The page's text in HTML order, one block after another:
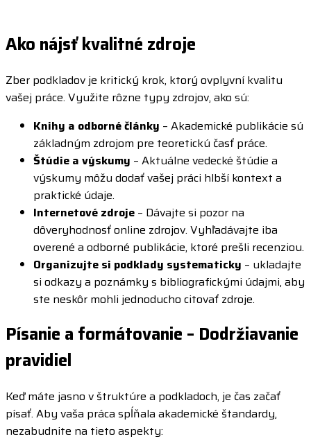
Ako nájsť kvalitné zdroje
Zber podkladov je kritický krok, ktorý ovplyvní kvalitu
vašej práce. Využite rôzne typy zdrojov, ako sú:
Knihy a odborné články – Akademické publikácie sú
základným zdrojom pre teoretickú časť práce.
Štúdie a výskumy – Aktuálne vedecké štúdie a
výskumy môžu dodať vašej práci hlbší kontext a
praktické údaje.
Internetové zdroje – Dávajte si pozor na
dôveryhodnosť online zdrojov. Vyhľadávajte iba
overené a odborné publikácie, ktoré prešli recenziou.
Organizujte si podklady systematicky – ukladajte
si odkazy a poznámky s bibliografickými údajmi, aby
ste neskôr mohli jednoducho citovať zdroje.
Písanie a formátovanie – Dodržiavanie
pravidiel
Keď máte jasno v štruktúre a podkladoch, je čas začať
písať. Aby vaša práca spĺňala akademické štandardy,
nezabudnite na tieto aspekty: